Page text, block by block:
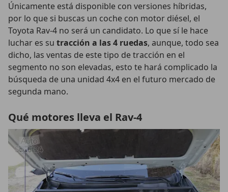
Únicamente está disponible con versiones híbridas,
por lo que si buscas un coche con motor diésel, el
Toyota Rav-4 no será un candidato. Lo que sí le hace
luchar es su tracción a las 4 ruedas, aunque, todo sea
dicho, las ventas de este tipo de tracción en el
segmento no son elevadas, esto te hará complicado la
búsqueda de una unidad 4x4 en el futuro mercado de
segunda mano.
Qué motores lleva el Rav-4